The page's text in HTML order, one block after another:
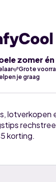
zomer
Grote
je graag
lotverkopen
korting.